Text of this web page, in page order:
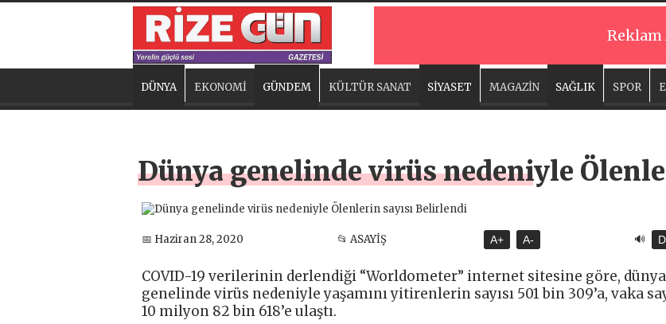
Reklam
DÜNYA EKONOMİ GÜNDEM KÜLTÜR SANAT SİYASET MAGAZİN SAĞLIK SPOR
Dünya genelinde virüs nedeniyle
📅 Haziran 28, 2020 📂 ASAYİŞ A+ A- 🔊
COVID-19 verilerinin derlendiği “Worldometer” internet sitesine göre, dünya
genelinde virüs nedeniyle yaşamını yitirenlerin sayısı 501 bin 309’a, vaka
10 milyon 82 bin 618’e ulaştı.